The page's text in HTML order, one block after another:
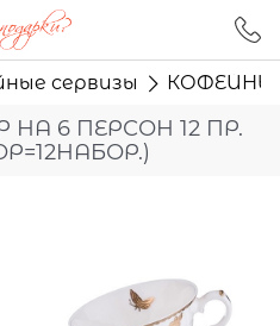
сервизы
6 ПЕРСОН 12 ПР.